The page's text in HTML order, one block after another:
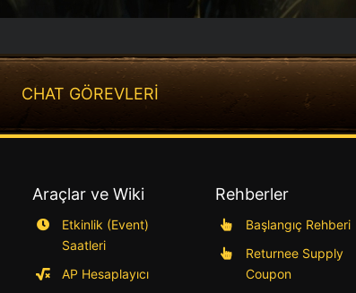
CHAT GÖREVLERİ
Araçlar ve Wiki
Etkinlik (Event)
Saatleri
AP Hesaplayıcı
Rehberler
Başlangıç Rehberi
Returnee Supply
Coupon